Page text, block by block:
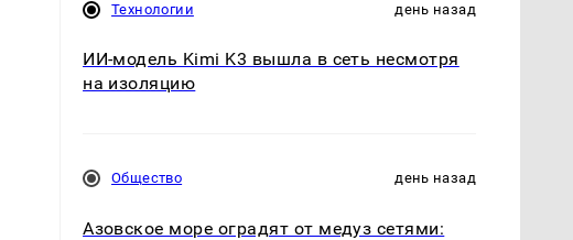
Технологии день назад
ИИ-модель Kimi K3 вышла в сеть несмотря
на изоляцию
Общество день назад
Азовское море оградят от медуз сетями: